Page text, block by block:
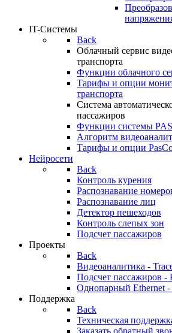
IT-Системы
Back
Облачный сервис
транспорта
Функции облачного
Тарифы и опции
транспорта
Система
пассажиров
Функции системы
Алгоритм
Тарифы и опции
Нейросети
Back
Контроль курения
Распознавание
Распознавание лиц
Детектор пешеходов
Контроль слепых зон
Подсчет пассажиров
Проекты
Back
Видеоаналитика -
Подсчет пассажиров -
Однопарный Ethernet
Поддержка
Back
Техническая
Заказать обратный